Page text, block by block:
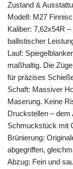
Zustand &
Modell: M27
Kaliber: 7,62x54R
ballistischer
Lauf:
maßhaltig. Die
für präzises
Schaft: Massiver
Maserung. Keine
Druckstellen – dem
Schmuckstück mit
Brünierung:
abgegriffen,
Abzug: Fein und